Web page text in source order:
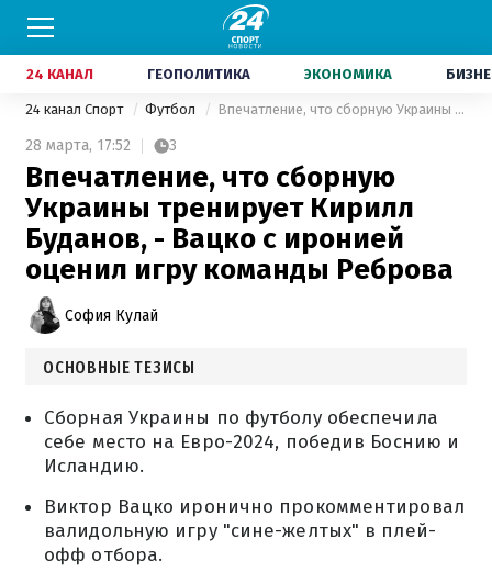
24 КАНАЛ ГЕОПОЛИТИКА ЭКОНОМИКА
24 канал Спорт Футбол Впечатление, что сборную Украины тренирует Кирилл Буданов, - Вацко с иронией оценил игру команды Реброва
28 марта, 17:52 3
Впечатление, что сборную
Украины тренирует Кирилл
Буданов, - Вацко с иронией
оценил игру команды Реброва
София Кулай
ОСНОВНЫЕ ТЕЗИСЫ
Сборная Украины по футболу обеспечила
себе место на Евро-2024, победив Боснию и
Исландию.
Виктор Вацко иронично прокомментировал
валидольную игру "сине-желтых" в плей-
офф отбора.